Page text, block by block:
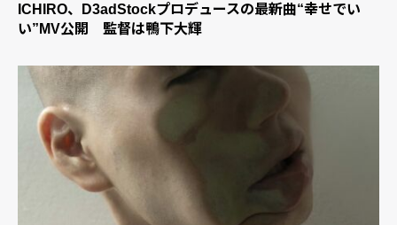
ICHIRO、D3adStockプロデュースの最新曲“幸せでい
い”MV公開 監督は鴨下大輝